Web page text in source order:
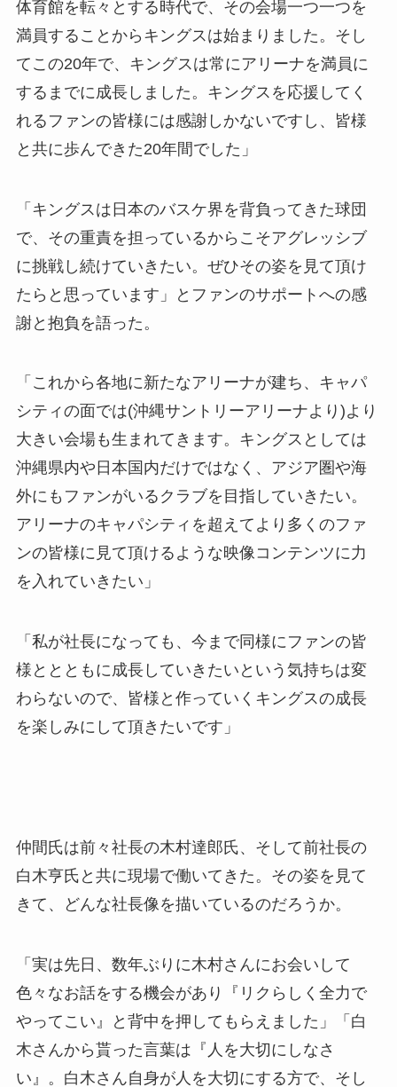
体育館を転々とする時代で、その会場一つ一つを
満員することからキングスは始まりました。そし
てこの20年で、キングスは常にアリーナを満員に
するまでに成長しました。キングスを応援してく
れるファンの皆様には感謝しかないですし、皆様
と共に歩んできた20年間でした」
「キングスは日本のバスケ界を背負ってきた球団
で、その重責を担っているからこそアグレッシブ
に挑戦し続けていきたい。ぜひその姿を見て頂け
たらと思っています」とファンのサポートへの感
謝と抱負を語った。
「これから各地に新たなアリーナが建ち、キャパ
シティの面では(沖縄サントリーアリーナより)より
大きい会場も生まれてきます。キングスとしては
沖縄県内や日本国内だけではなく、アジア圏や海
外にもファンがいるクラブを目指していきたい。
アリーナのキャパシティを超えてより多くのファ
ンの皆様に見て頂けるような映像コンテンツに力
を入れていきたい」
「私が社長になっても、今まで同様にファンの皆
様ととともに成長していきたいという気持ちは変
わらないので、皆様と作っていくキングスの成長
を楽しみにして頂きたいです」
仲間氏は前々社長の木村達郎氏、そして前社長の
白木亨氏と共に現場で働いてきた。その姿を見て
きて、どんな社長像を描いているのだろうか。
「実は先日、数年ぶりに木村さんにお会いして
色々なお話をする機会があり『リクらしく全力で
やってこい』と背中を押してもらえました」「白
木さんから貰った言葉は『人を大切にしなさ
い』。白木さん自身が人を大切にする方で、そし